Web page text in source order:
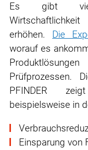
Es gibt
erhöhen. Die
worauf es
Prüfprozessen.
PFINDER
beispielsweise in
Einsparung von